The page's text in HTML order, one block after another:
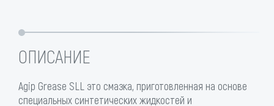
ОПИСАНИЕ
Agip Grease SLL это смазка, приготовленная на основе
специальных синтетических жидкостей и